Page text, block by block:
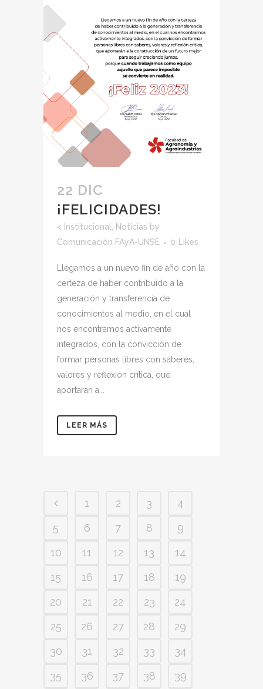
22 DIC
¡FELICIDADES!
< Institucional, Noticias by
Comunicación FAyA-UNSE
0 Likes
Llegamos a un nuevo fin de año con la
certeza de haber contribuido a la
generación y transferencia de
conocimientos al medio, en el cual
nos encontramos activamente
integrados, con la convicción de
formar personas libres con saberes,
valores y reflexión crítica, que
aportarán a...
LEER MÁS
1 2 3
4
5
6 7 8
9
10
11 12 13
14
15
16 17 18
19
20
21 22 23
24
25
26 27 28
29
30
31 32 33
34
35
36 37 38
39